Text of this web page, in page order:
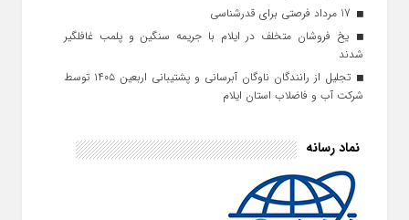
یخ‌ فروشان متخلف در ایلام با جریمه سنگین و پلمب غافلگیر
شدند
تجلیل از رانندگان ناوگان آبرسانی و پشتیبانی اربعین ۱۴۰۵ توسط
شرکت آب و فاضلاب استان ایلام
نماد رسانه